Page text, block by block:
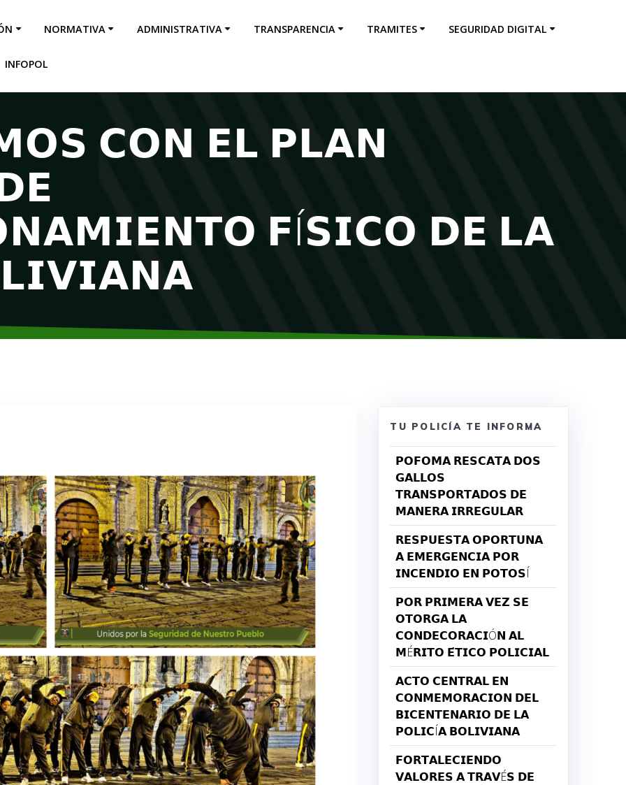
NORMATIVA ADMINISTRATIVA TRANSPARENCIA TRAMITES SEGURIDAD DIGITAL
INFOPOL
𝗖𝗢𝗡 𝗘𝗟 𝗣𝗟𝗔𝗡
𝗙Í𝗦𝗜𝗖𝗢 𝗗𝗘 𝗟𝗔
TU POLICÍA TE INFORMA
𝗣𝗢𝗙𝗢𝗠𝗔 𝗥𝗘𝗦𝗖𝗔𝗧𝗔 𝗗𝗢𝗦
𝗚𝗔𝗟𝗟𝗢𝗦
𝗧𝗥𝗔𝗡𝗦𝗣𝗢𝗥𝗧𝗔𝗗𝗢𝗦 𝗗𝗘
𝗠𝗔𝗡𝗘𝗥𝗔 𝗜𝗥𝗥𝗘𝗚𝗨𝗟𝗔𝗥
𝗥𝗘𝗦𝗣𝗨𝗘𝗦𝗧𝗔 𝗢𝗣𝗢𝗥𝗧𝗨𝗡𝗔
𝗔 𝗘𝗠𝗘𝗥𝗚𝗘𝗡𝗖𝗜𝗔 𝗣𝗢𝗥
𝗜𝗡𝗖𝗘𝗡𝗗𝗜𝗢 𝗘𝗡 𝗣𝗢𝗧𝗢𝗦Í
𝗣𝗢𝗥 𝗣𝗥𝗜𝗠𝗘𝗥𝗔 𝗩𝗘𝗭 𝗦𝗘
𝗢𝗧𝗢𝗥𝗚𝗔 𝗟𝗔
𝗖𝗢𝗡𝗗𝗘𝗖𝗢𝗥𝗔𝗖𝗜Ó𝗡 𝗔𝗟
𝗠É𝗥𝗜𝗧𝗢 𝗘́𝗧𝗜𝗖𝗢 𝗣𝗢𝗟𝗜𝗖𝗜𝗔𝗟
𝗔𝗖𝗧𝗢 𝗖𝗘𝗡𝗧𝗥𝗔𝗟 𝗘𝗡
𝗖𝗢𝗡𝗠𝗘𝗠𝗢𝗥𝗔𝗖𝗜𝗢𝗡 𝗗𝗘𝗟
𝗕𝗜𝗖𝗘𝗡𝗧𝗘𝗡𝗔𝗥𝗜𝗢 𝗗𝗘 𝗟𝗔
𝗣𝗢𝗟𝗜𝗖Í𝗔 𝗕𝗢𝗟𝗜𝗩𝗜𝗔𝗡𝗔
𝗙𝗢𝗥𝗧𝗔𝗟𝗘𝗖𝗜𝗘𝗡𝗗𝗢
𝗩𝗔𝗟𝗢𝗥𝗘𝗦 𝗔 𝗧𝗥𝗔𝗩É𝗦 𝗗𝗘